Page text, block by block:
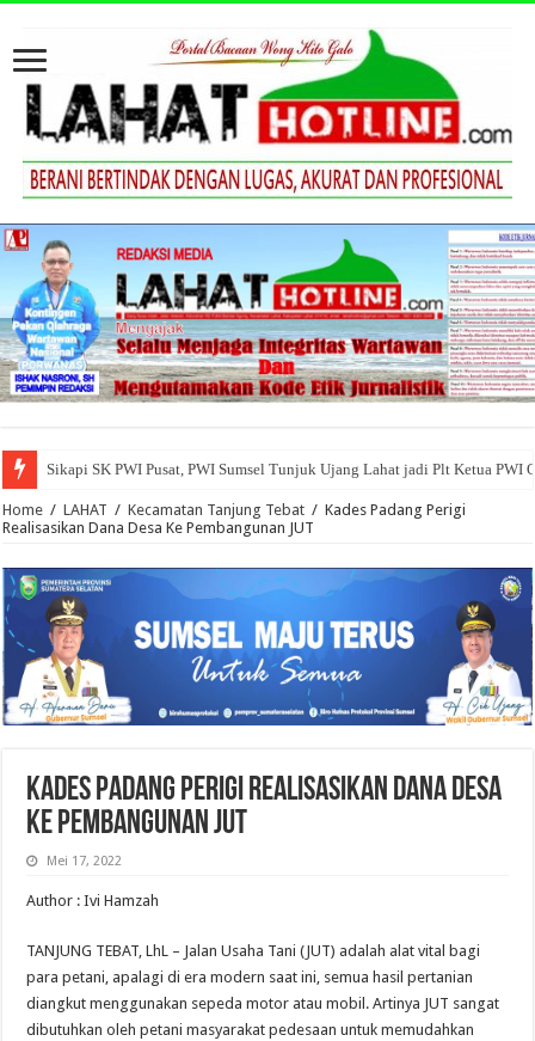
Sikapi SK PWI Pusat, PWI Sumsel Tunjuk Ujang Lahat jadi Plt Ketua PWI
Home / LAHAT / Kecamatan Tanjung Tebat / Kades Padang Perigi
Realisasikan Dana Desa Ke Pembangunan JUT
Kades Padang Perigi Realisasikan Dana Desa
Ke Pembangunan JUT
Mei 17, 2022
Author : Ivi Hamzah
TANJUNG TEBAT, LhL – Jalan Usaha Tani (JUT) adalah alat vital bagi
para petani, apalagi di era modern saat ini, semua hasil pertanian
diangkut menggunakan sepeda motor atau mobil. Artinya JUT sangat
dibutuhkan oleh petani masyarakat pedesaan untuk memudahkan